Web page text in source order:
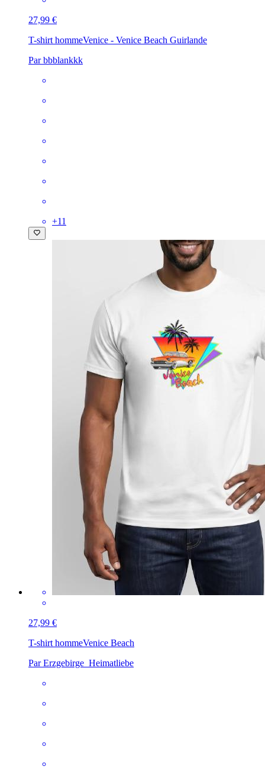
27,99 €
T-shirt hommeVenice - Venice Beach Guirlande
Par bbblankkk
+11
27,99 €
T-shirt hommeVenice Beach
Par Erzgebirge_Heimatliebe